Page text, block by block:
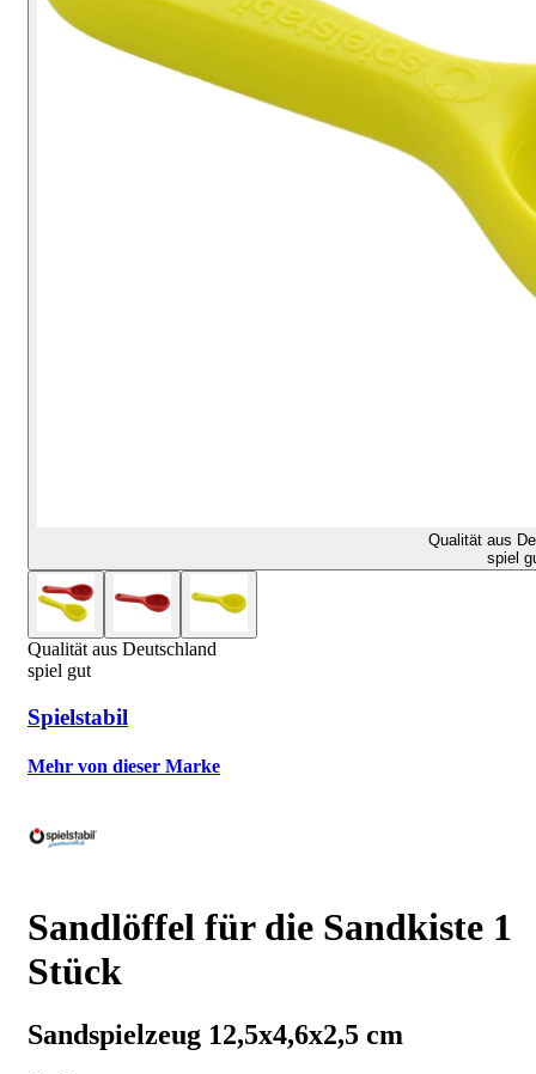
Qualität aus
spiel
Qualität aus Deutschland
spiel gut
Spielstabil
Mehr von dieser Marke
Sandlöffel für die Sandkiste 1
Stück
Sandspielzeug 12,5x4,6x2,5 cm